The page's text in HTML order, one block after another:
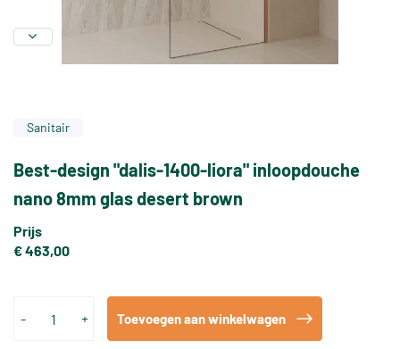
Sanitair
Best-design "dalis-1400-liora" inloopdouche
nano 8mm glas desert brown
Prijs
€ 463,00
- + Toevoegen aan winkelwagen